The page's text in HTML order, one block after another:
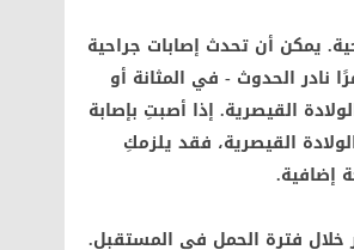
يمكن أن تحدث إصابات جراحية
نادر الحدوث - في المثانة أو
القيصرية. إذا أصبتِ بإصابة
القيصرية، فقد يلزمكِ
إضافية.
خلال فترة الحمل في المستقبل.